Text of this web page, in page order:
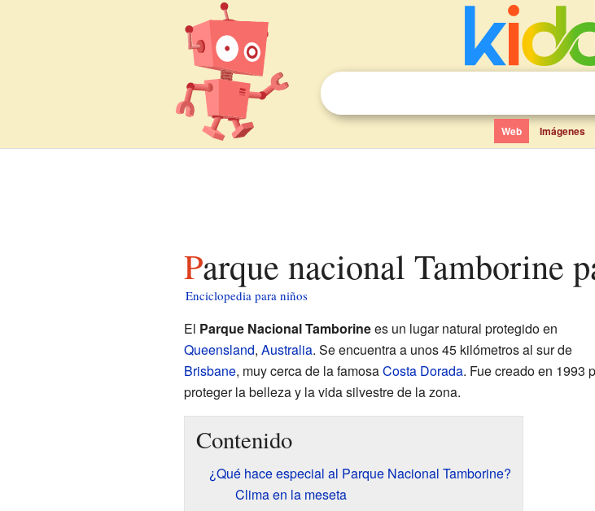
Web Imágenes
Parque nacional Tamborine
Enciclopedia para niños
El Parque Nacional Tamborinees un lugar natural protegido en
Queensland, Australia. Se encuentra a unos 45 kilómetros al sur de
Brisbane, muy cerca de la famosaCosta Dorada. Fue creado en 1993
proteger la belleza y la vida silvestre de la zona.
Contenido
¿Qué hace especial al Parque Nacional Tamborine?
Clima en la meseta